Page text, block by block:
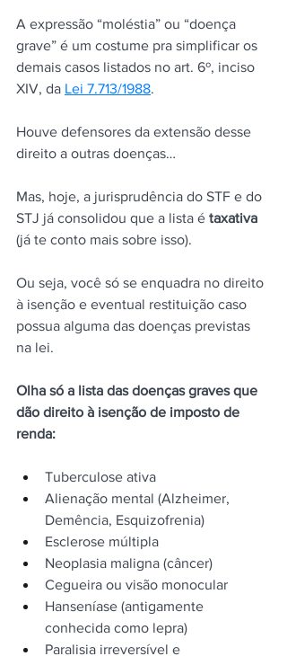
A expressão “moléstia” ou “doença
grave” é um costume pra simplificar os
demais casos listados no art. 6º, inciso
XIV, da Lei 7.713/1988.
Houve defensores da extensão desse
direito a outras doenças…
Mas, hoje, a jurisprudência do STF e do
STJ já consolidou que a lista é taxativa
(já te conto mais sobre isso).
Ou seja, você só se enquadra no direito
à isenção e eventual restituição caso
possua alguma das doenças previstas
na lei.
Olha só a lista das doenças graves que
dão direito à isenção de imposto de
renda:
Tuberculose ativa
Alienação mental (Alzheimer,
Demência, Esquizofrenia)
Esclerose múltipla
Neoplasia maligna (câncer)
Cegueira ou visão monocular
Hanseníase (antigamente
conhecida como lepra)
Paralisia irreversível e